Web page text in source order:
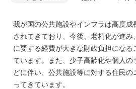
我が国の公共施設やインフラは高度成
されてきており、今後、老朽化が進み
に要する経費が大きな財政負担にな
ています。また、少子高齢化や個人の
どに伴い、公共施設等に対する住民の
ってきています。